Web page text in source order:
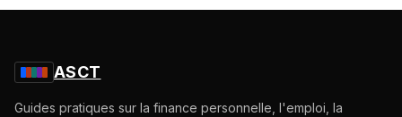
ASCT
Guides pratiques sur la finance personnelle, l'emploi, la